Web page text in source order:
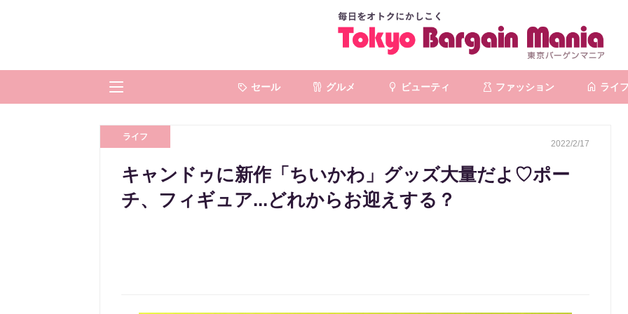
セール グルメ ビューティ ファッション ライフ
ライフ
2022/2/17
キャンドゥに新作「ちいかわ」グッズ大量だよ♡ポー
チ、フィギュア...どれからお迎えする？